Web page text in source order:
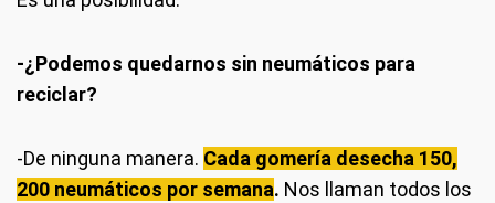
-¿Podemos quedarnos sin neumáticos para
reciclar?
-De ninguna manera. Cada gomería desecha 150,
200 neumáticos por semana. Nos llaman todos los